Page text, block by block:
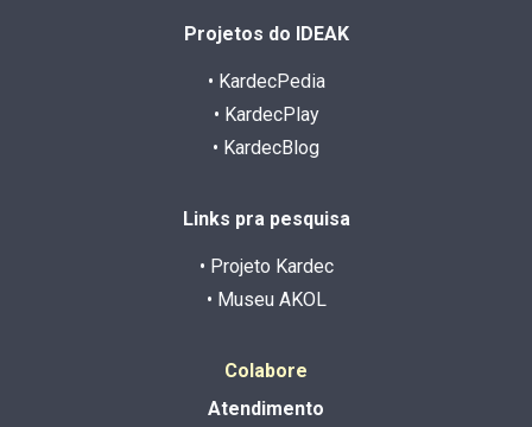
Projetos do IDEAK
• KardecPedia
• KardecPlay
• KardecBlog
Links pra pesquisa
• Projeto Kardec
• Museu AKOL
Colabore
Atendimento